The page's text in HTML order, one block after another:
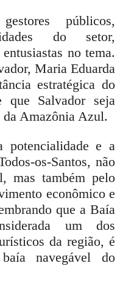
públicos,
do setor,
no tema.
Maria Eduarda
estratégica do
Salvador seja
Amazônia Azul.
potencialidade e a
os-Santos, não
mas também pelo
econômico e
que a Baía
um dos
da região, é
navegável do